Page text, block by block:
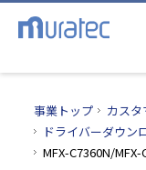
事業トップ カスタ
ドライバーダウン
MFX-C7360N/